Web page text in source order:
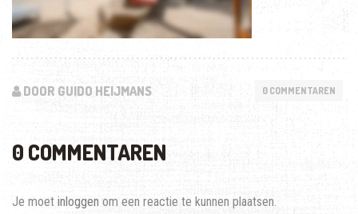
DOOR GUIDO HEIJMANS 0 COMMENTAREN
0 COMMENTAREN
Je moet inloggen om een reactie te kunnen plaatsen.